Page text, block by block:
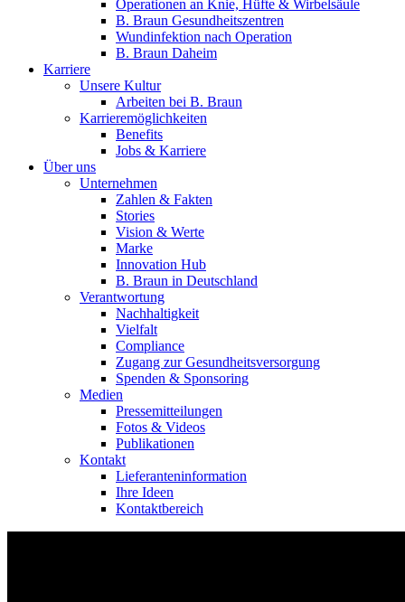
Operationen an Knie, Hüfte & Wirbelsäule
B. Braun Gesundheitszentren
Wundinfektion nach Operation
B. Braun Daheim
Karriere
Unsere Kultur
Arbeiten bei B. Braun
Karrieremöglichkeiten
Benefits
Jobs & Karriere
Über uns
Unternehmen
Zahlen & Fakten
Stories
Vision & Werte
Marke
Innovation Hub
B. Braun in Deutschland
Verantwortung
Nachhaltigkeit
Vielfalt
Compliance
Zugang zur Gesundheitsversorgung
Spenden & Sponsoring
Medien
Pressemitteilungen
Fotos & Videos
Publikationen
Kontakt
Lieferanteninformation
Ihre Ideen
Kontaktbereich